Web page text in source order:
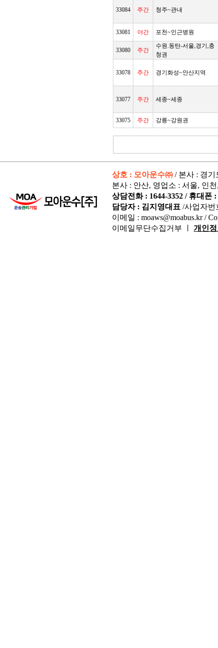
33084 주간 청주~관내
33081 야간 포천~인근병원
33080 주간
수원.동탄-서울,경기,충
청권
33078 주간 경기화성~안산지역
33077 주간 세종~세종
33075 주간 강릉~강원권
상호 : 모아운수㈜ / 본사 : 경기
본사 : 안산, 영업소 : 서울, 인
상담전화 : 1644-3352 / 휴대폰
담당자 : 김지영대표 /사업자번
이메일 : moaws@moabus.kr /
이메일무단수집거부 ㅣ 개인